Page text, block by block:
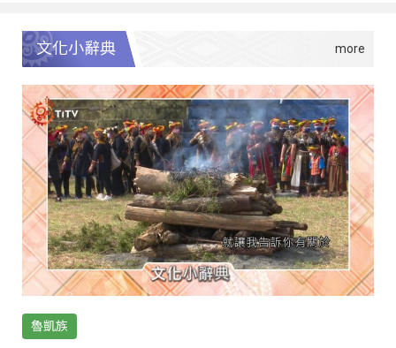
文化小辭典
魯凱族